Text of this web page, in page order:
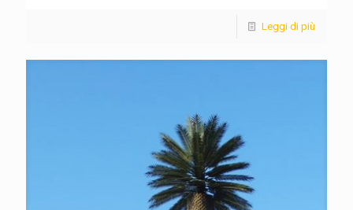
Leggi di più